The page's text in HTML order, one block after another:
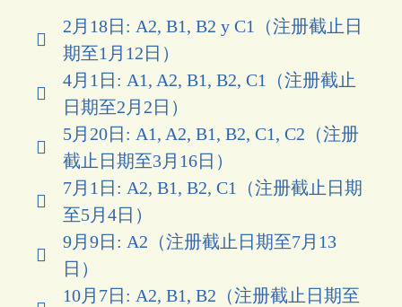
2月18日: A2, B1, B2 y C1（注册截止日
期至1月12日）
4月1日: A1, A2, B1, B2, C1（注册截止
日期至2月2日）
5月20日: A1, A2, B1, B2, C1, C2（注册
截止日期至3月16日）
7月1日: A2, B1, B2, C1（注册截止日期
至5月4日）
9月9日: A2（注册截止日期至7月13
日）
10月7日: A2, B1, B2（注册截止日期至